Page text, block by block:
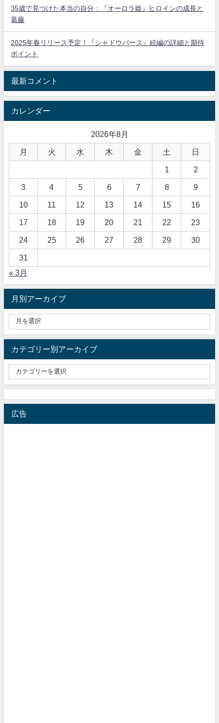
35歳で見つけた本当の自分：『オーロラ姫』ヒロインの成長と
葛藤
2025年春リリース予定！『シャドウバース』続編の詳細と期待
ポイント
最新コメント
カレンダー
2026年8月
月 火 水 木 金 土 日
1 2
3 4 5 6 7 8 9
10 11 12 13 14 15 16
17 18 19 20 21 22 23
24 25 26 27 28 29 30
31
« 3月
月別アーカイブ
カテゴリー別アーカイブ
広告